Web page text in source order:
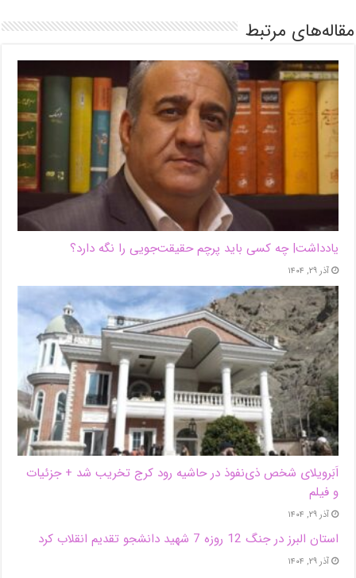
مقاله‌های مرتبط
یادداشت| ‌چه کسی باید پرچم حقیقت‌جویی را نگه دارد؟
آذر ۲۹, ۱۴۰۴
اَبَر‌ویلای شخص ذی‌نفوذ در حاشیه‌ رود کرج تخریب شد + جزئیات
و فیلم
آذر ۲۹, ۱۴۰۴
استان البرز در جنگ 12 روزه 7 شهید دانشجو تقدیم انقلاب کرد
آذر ۲۹, ۱۴۰۴